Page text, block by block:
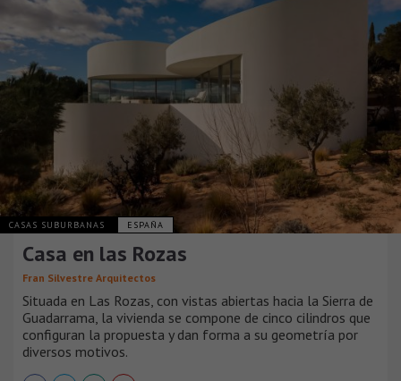
CASAS SUBURBANAS ESPAÑA
Casa en las Rozas
Fran Silvestre Arquitectos
Situada en Las Rozas, con vistas abiertas hacia la Sierra de
Guadarrama, la vivienda se compone de cinco cilindros que
configuran la propuesta y dan forma a su geometría por
diversos motivos.